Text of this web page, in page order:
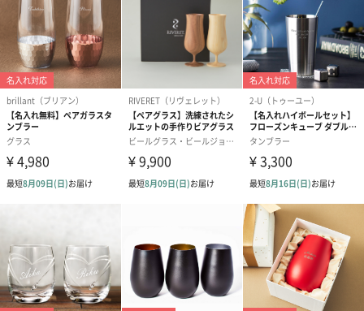
外装パッケー
【スマイリングティー】
巾着入り
（紅茶はアルミのジップバッグに入っています）
【マグカップ】
直方体化粧箱
パッケージ内
同封物
【マグカップ】
本体、取扱説明書
生産国
【スマイリングティー】
スリランカ（ヌワラエリヤ地方）
【マグカップ】
製造年月日より4年
注意事項
食品につきましては、お客様のご都合による返品・交
換はいたしかねます。予めご了承ください。